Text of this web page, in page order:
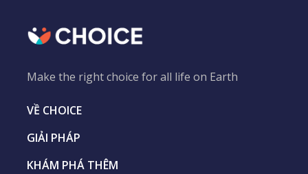
Make the right choice for all life on Earth
VỀ CHOICE
GIẢI PHÁP
KHÁM PHÁ THÊM